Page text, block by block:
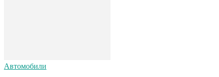
Автомобили